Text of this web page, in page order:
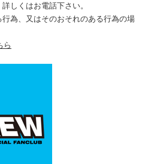
しくはお電話下さい。
為、又はそのおそれのある行為の場
ら